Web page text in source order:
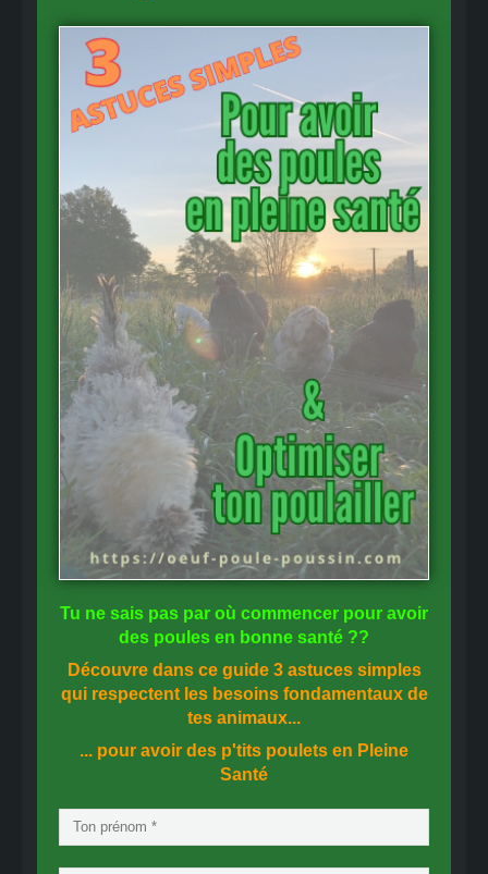
Tu ne sais pas par où commencer pour avoir
des poules en bonne santé ??
Découvre dans ce guide 3 astuces simples
qui respectent les besoins fondamentaux de
tes animaux...
... pour avoir des p'tits poulets en Pleine
Santé